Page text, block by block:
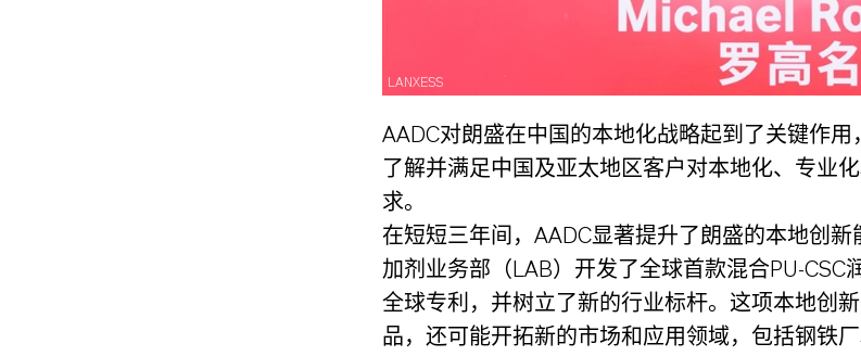
LANXESS
AADC对朗盛在中国的本地化战略起到了关键作
了解并满足中国及亚太地区客户对本地化、专业
求。
在短短三年间，AADC显著提升了朗盛的本地创
加剂业务部（LAB）开发了全球首款混合PU-CSC
全球专利，并树立了新的行业标杆。这项本地创
品，还可能开拓新的市场和应用领域，包括钢铁